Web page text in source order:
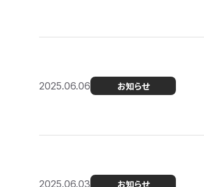
2025.06.06 お知らせ
2025.06.03 お知らせ